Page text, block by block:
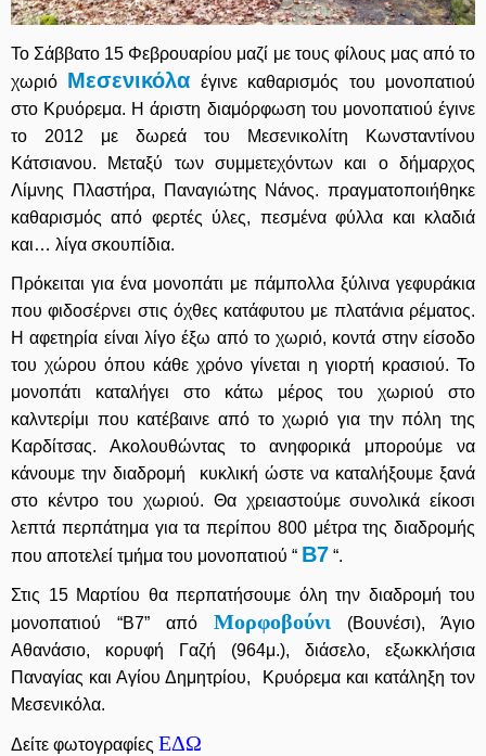
Το Σάββατο 15 Φεβρουαρίου μαζί με τους φίλους μας από το
χωριό Μεσενικόλα έγινε καθαρισμός του μονοπατιού
στο Κρυόρεμα. Η άριστη διαμόρφωση του μονοπατιού έγινε
το 2012 με δωρεά του Μεσενικολίτη Κωνσταντίνου
Κάτσιανου. Μεταξύ των συμμετεχόντων και ο δήμαρχος
Λίμνης Πλαστήρα, Παναγιώτης Νάνος. πραγματοποιήθηκε
καθαρισμός από φερτές ύλες, πεσμένα φύλλα και κλαδιά
και… λίγα σκουπίδια.
Πρόκειται για ένα μονοπάτι με πάμπολλα ξύλινα γεφυράκια
που φιδοσέρνει στις όχθες κατάφυτου με πλατάνια ρέματος.
Η αφετηρία είναι λίγο έξω από το χωριό, κοντά στην είσοδο
του χώρου όπου κάθε χρόνο γίνεται η γιορτή κρασιού. Το
μονοπάτι καταλήγει στο κάτω μέρος του χωριού στο
καλντερίμι που κατέβαινε από το χωριό για την πόλη της
Καρδίτσας. Ακολουθώντας το ανηφορικά μπορούμε να
κάνουμε την διαδρομή
κυκλική ώστε να καταλήξουμε ξανά
στο κέντρο του χωριού. Θα χρειαστούμε συνολικά είκοσι
λεπτά περπάτημα για τα περίπου 800 μέτρα της διαδρομής
που αποτελεί τμήμα του μονοπατιού “ Β7 “.
Στις 15 Μαρτίου θα περπατήσουμε όλη την διαδρομή του
μονοπατιού “Β7” από
Μορφοβούνι
(Βουνέσι), Άγιο
Αθανάσιο, κορυφή Γαζή (964μ.), διάσελο, εξωκκλήσια
Παναγίας και Αγίου Δημητρίου, Κρυόρεμα και κατάληξη τον
Μεσενικόλα.
Δείτε φωτογραφίες ΕΔΩ